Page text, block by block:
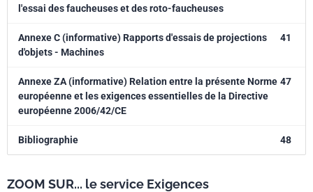
l'essai des faucheuses et des roto-faucheuses
Annexe C (informative) Rapports d'essais de projections
d'objets - Machines
41
Annexe ZA (informative) Relation entre la présente Norme
européenne et les exigences essentielles de la Directive
européenne 2006/42/CE
47
Bibliographie 48
ZOOM SUR... le service Exigences